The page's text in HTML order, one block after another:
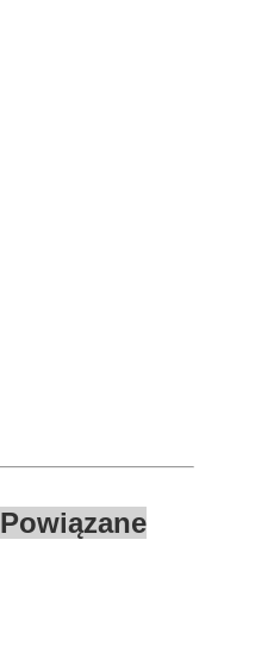
Powiązane